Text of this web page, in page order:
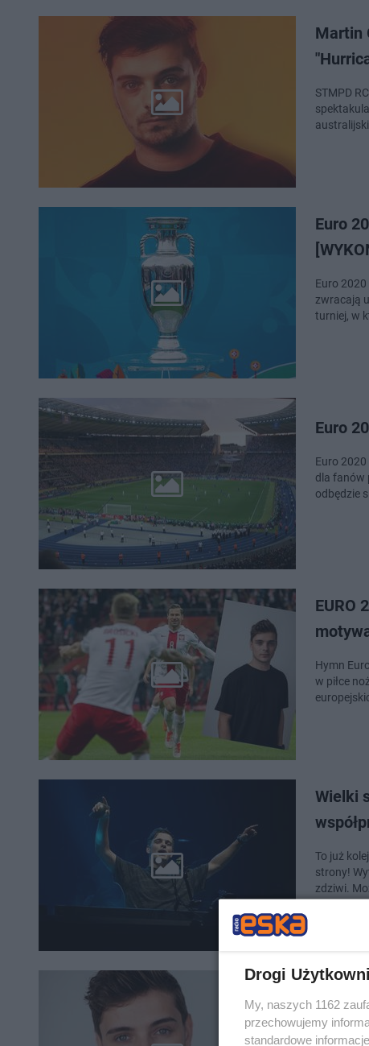
Martin
STMPD
Euro
Euro
zwracają
turniej, w
Euro
Euro
dla fanów
odbędzie
EURO
Hymn
w piłce
Wielki
To już
strony!
zdziwi.
Martin
i nie
Drogi
My, naszych 1162
przechowujemy
standardowe